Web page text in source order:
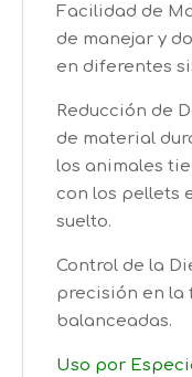
Facilidad de
de manejar y
en diferentes
Reducción de
de material
los animales
con los pellets
suelto.
Control de la
precisión en la
balanceadas.
Uso por